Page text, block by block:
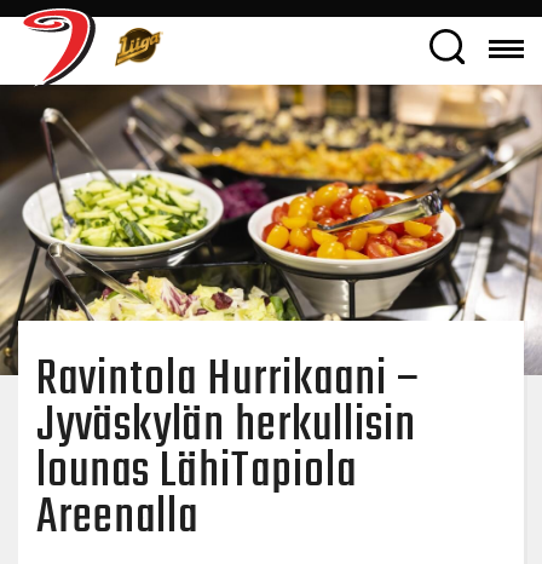
Ravintola Hurrikaani –
Jyväskylän herkullisin
lounas LähiTapiola
Areenalla